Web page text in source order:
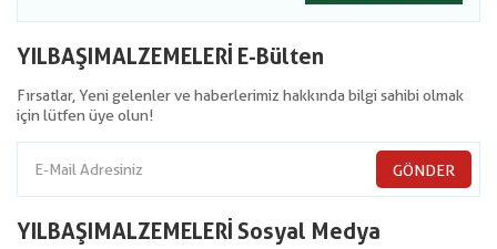
YILBAŞIMALZEMELERİ E-Bülten
Fırsatlar, Yeni gelenler ve haberlerimiz hakkında bilgi sahibi olmak
için lütfen üye olun!
GÖNDER
YILBAŞIMALZEMELERİ Sosyal Medya